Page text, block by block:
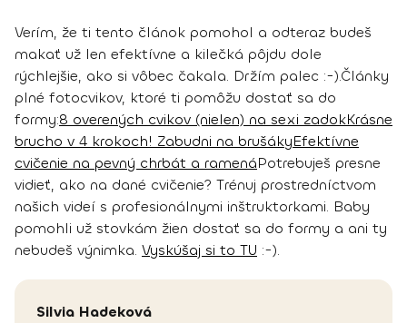
Verím, že ti tento článok pomohol a odteraz budeš
makať už len efektívne a kilečká pôjdu dole
rýchlejšie, ako si vôbec čakala. Držím palec :-).Články
plné fotocvikov, ktoré ti pomôžu dostať sa do
formy:8 overených cvikov (nielen) na sexi zadokKrásne
brucho v 4 krokoch! Zabudni na brušákyEfektívne
cvičenie na pevný chrbát a ramenáPotrebuješ presne
vidieť, ako na dané cvičenie? Trénuj prostredníctvom
našich videí s profesionálnymi inštruktorkami. Baby
pomohli už stovkám žien dostať sa do formy a ani ty
nebudeš výnimka. Vyskúšaj si to TU :-).
Silvia Hadeková